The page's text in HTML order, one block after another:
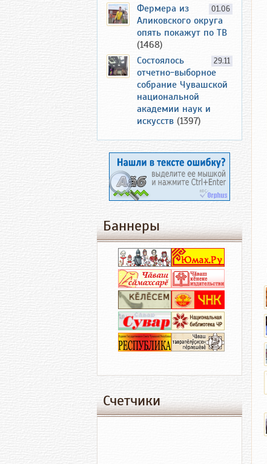
01.06
Фермера из
Аликовского округа
опять покажут по ТВ
(1468)
29.11
Состоялось
отчетно-выборное
собрание Чувашской
национальной
академии наук и
искусств (1397)
Баннеры
Счетчики